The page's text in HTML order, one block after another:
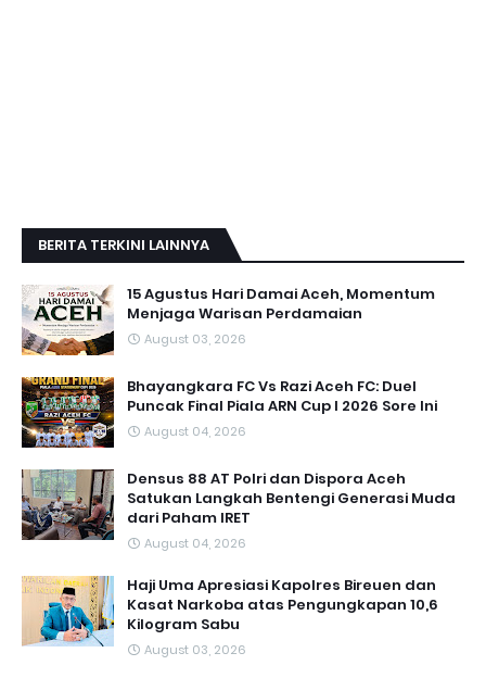
BERITA TERKINI LAINNYA
15 Agustus Hari Damai Aceh, Momentum
Menjaga Warisan Perdamaian
August 03, 2026
Bhayangkara FC Vs Razi Aceh FC: Duel
Puncak Final Piala ARN Cup I 2026 Sore Ini
August 04, 2026
Densus 88 AT Polri dan Dispora Aceh
Satukan Langkah Bentengi Generasi Muda
dari Paham IRET
August 04, 2026
Haji Uma Apresiasi Kapolres Bireuen dan
Kasat Narkoba atas Pengungkapan 10,6
Kilogram Sabu
August 03, 2026